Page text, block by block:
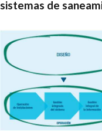
sistemas de